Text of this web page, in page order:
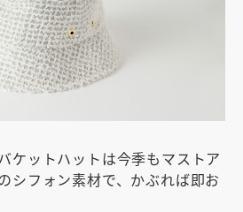
ケットハットは今季もマストア
シフォン素材で、かぶれば即お